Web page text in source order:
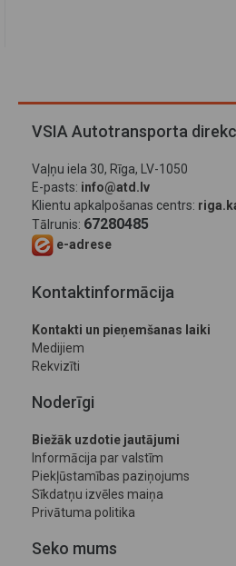
VSIA Autotransporta
Vaļņu iela 30, Rīga, LV-1050
E-pasts: info@atd.lv
Klientu apkalpošanas centrs:
Tālrunis: 67280485
e-adrese
Kontaktinformācija
Kontakti un pieņemšanas laiki
Medijiem
Rekvizīti
Noderīgi
Biežāk uzdotie jautājumi
Informācija par valstīm
Piekļūstamības paziņojums
Sīkdatņu izvēles maiņa
Privātuma politika
Seko mums